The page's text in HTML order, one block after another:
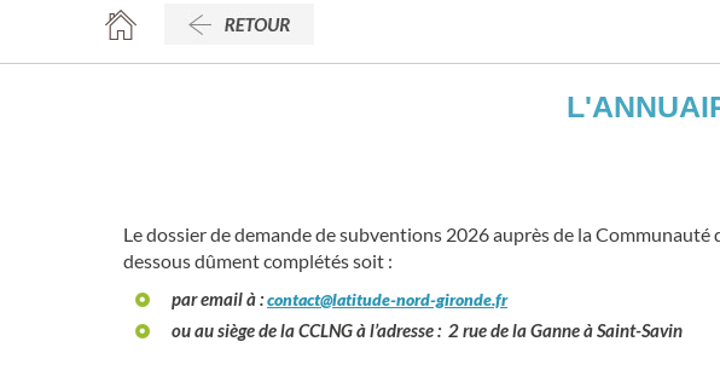
Le dossier de demande de subventions 2026 auprès de la
dessous dûment complétés soit :
par email à :contact@latitude-nord-gironde.fr
ou au siège de la CCLNG à l’adresse : 2 rue de la Ganne à Saint-Savin